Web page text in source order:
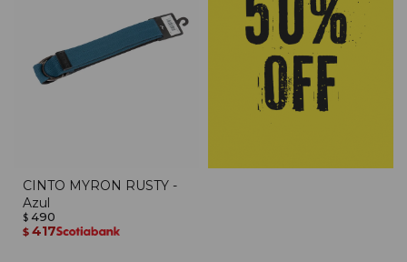
CINTO MYRON RUSTY -
Azul
$ 490
$ 417